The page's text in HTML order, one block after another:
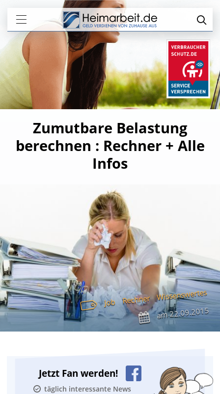
Zumutbare Belastung
berechnen : Rechner + Alle
Infos
Job Rechner Wissenswertes
am22.09.2015
Jetzt Fan werden!
täglich interessante News